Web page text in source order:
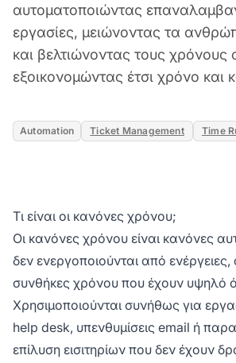
αυτοματοποιώντας
εργασίες, μειώνοντας τα
και βελτιώνοντας τους χρόνους
εξοικονομώντας έτσι χρόνο και
Automation Ticket Management Time
Τι είναι οι κανόνες χρόνου;
Οι κανόνες χρόνου είναι κανόνες
δεν ενεργοποιούνται από
συνθήκες χρόνου που έχουν υψηλό
Χρησιμοποιούνται συνήθως για
help desk, υπενθυμίσεις email ή
επίλυση εισιτηρίων που δεν έχουν